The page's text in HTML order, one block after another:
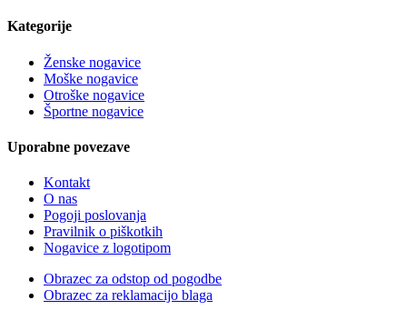
Kategorije
Ženske nogavice
Moške nogavice
Otroške nogavice
Športne nogavice
Uporabne povezave
Kontakt
O nas
Pogoji poslovanja
Pravilnik o piškotkih
Nogavice z logotipom
Obrazec za odstop od pogodbe
Obrazec za reklamacijo blaga